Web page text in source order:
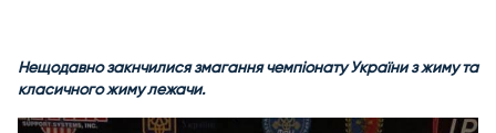
Нещодавно закнчилися змагання чемпіонату України з жиму та
класичного жиму лежачи.